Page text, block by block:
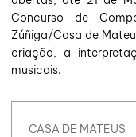
Concurso de
Zúñiga/Casa de
criação, a
musicais.
CASA DE MATEUS